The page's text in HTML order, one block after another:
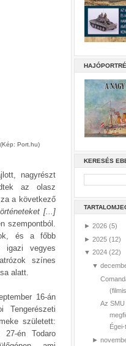
Port.hu)
nagyrészt
az olasz
a következő
[...]
szempontból.
és a főbb
igazi vegyes
színes
alatt.
16-án
született:
én Todaro
KERESÉS
► 2026 (5)
► 2025 (12)
▼ 2024 (22)
▼
Az
►